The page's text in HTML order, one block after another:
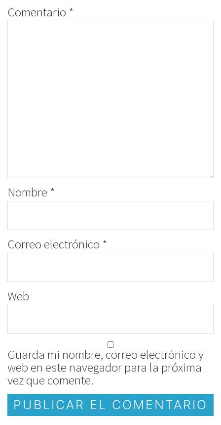
Comentario *
Nombre *
Correo electrónico *
Web
Guarda mi nombre, correo electrónico y
web en este navegador para la próxima
vez que comente.